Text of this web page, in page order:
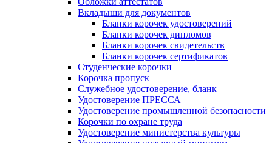
Вкладыши для документов
Бланки корочек удостоверений
Бланки корочек дипломов
Бланки корочек свидетельств
Бланки корочек сертификатов
Студенческие корочки
Корочка пропуск
Служебное удостоверение, бланк
Удостоверение ПРЕССА
Удостоверение промышленной безопасности
Корочки по охране труда
Удостоверение министерства культуры